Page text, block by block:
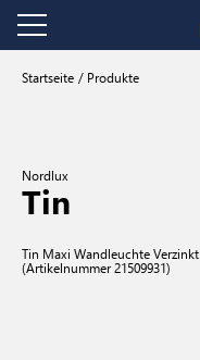
Startseite Produkte
Nordlux
Tin
Tin Maxi Wandleuchte Verzinkt
(Artikelnummer 21509931)